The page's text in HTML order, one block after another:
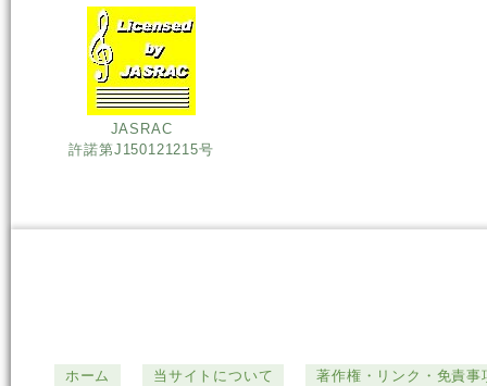
JASRAC
許諾第J150121215号
ホーム 当サイトについて 著作権・リンク・免責事